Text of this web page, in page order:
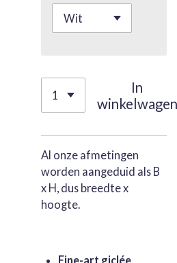
In
winkelwagen
Al onze afmetingen
worden aangeduid als B
x H, dus breedte x
hoogte.
Fine-art giclée